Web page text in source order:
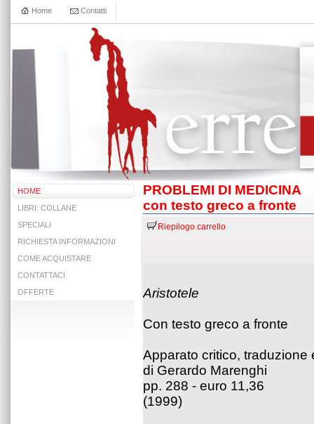
Home Contatti
HOME
LIBRI: COLLANE
SPECIALI
RICHIESTA INFORMAZIONI
COME ACQUISTARE
CONTATTACI
OFFERTE
PROBLEMI DI MEDICINA
con testo greco a fronte
Riepilogo carrello
Aristotele
Con testo greco a fronte
Apparato critico, traduzione
di Gerardo Marenghi
pp. 288 - euro 11,36
(1999)